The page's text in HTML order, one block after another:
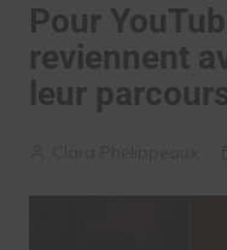
Pour
reviennent
leur